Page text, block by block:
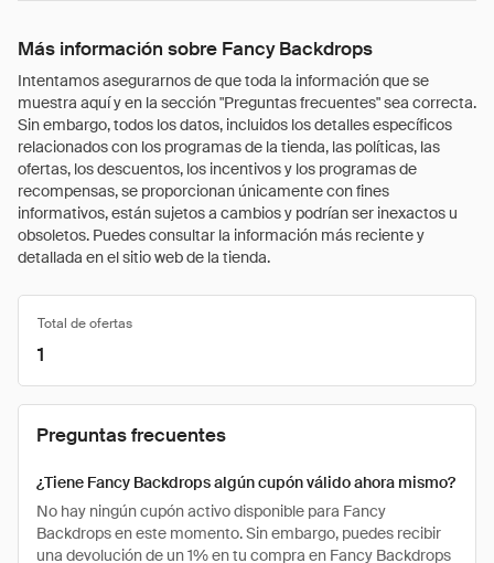
Más información sobre Fancy Backdrops
Intentamos asegurarnos de que toda la información que se
muestra aquí y en la sección "Preguntas frecuentes" sea correcta.
Sin embargo, todos los datos, incluidos los detalles específicos
relacionados con los programas de la tienda, las políticas, las
ofertas, los descuentos, los incentivos y los programas de
recompensas, se proporcionan únicamente con fines
informativos, están sujetos a cambios y podrían ser inexactos u
obsoletos. Puedes consultar la información más reciente y
detallada en el sitio web de la tienda.
Total de ofertas
1
Preguntas frecuentes
¿Tiene Fancy Backdrops algún cupón válido ahora mismo?
No hay ningún cupón activo disponible para Fancy
Backdrops en este momento. Sin embargo, puedes recibir
una devolución de un 1% en tu compra en Fancy Backdrops